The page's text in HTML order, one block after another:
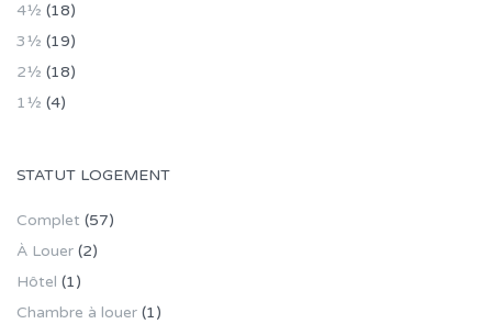
4½ (18)
3½ (19)
2½ (18)
1½ (4)
STATUT LOGEMENT
Complet (57)
À Louer (2)
Hôtel (1)
Chambre à louer (1)